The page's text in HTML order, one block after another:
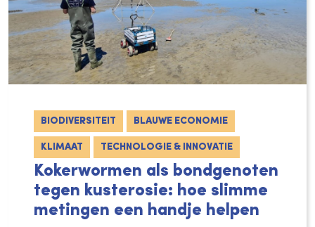
BIODIVERSITEIT BLAUWE ECONOMIE
KLIMAAT TECHNOLOGIE & INNOVATIE
Kokerwormen als bondgenoten
tegen kusterosie: hoe slimme
metingen een handje helpen